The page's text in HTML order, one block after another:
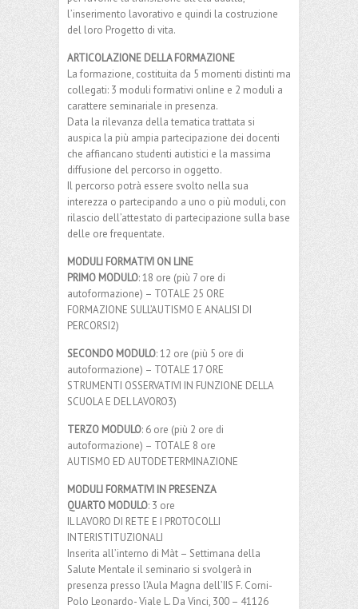
l’inserimento lavorativo e quindi la costruzione
del loro Progetto di vita.
ARTICOLAZIONE DELLA FORMAZIONE
La formazione, costituita da 5 momenti distinti ma
collegati: 3 moduli formativi online e 2 moduli a
carattere seminariale in presenza.
Data la rilevanza della tematica trattata si
auspica la più ampia partecipazione dei docenti
che affiancano studenti autistici e la massima
diffusione del percorso in oggetto.
Il percorso potrà essere svolto nella sua
interezza o partecipando a uno o più moduli, con
rilascio dell’attestato di partecipazione sulla base
delle ore frequentate.
MODULI FORMATIVI ON LINE
PRIMO MODULO: 18 ore (più 7 ore di
autoformazione) – TOTALE 25 ORE
FORMAZIONE SULL’AUTISMO E ANALISI DI
PERCORSI2)
SECONDO MODULO: 12 ore (più 5 ore di
autoformazione) – TOTALE 17 ORE
STRUMENTI OSSERVATIVI IN FUNZIONE DELLA
SCUOLA E DEL LAVORO3)
TERZO MODULO: 6 ore (più 2 ore di
autoformazione) – TOTALE 8 ore
AUTISMO ED AUTODETERMINAZIONE
MODULI FORMATIVI IN PRESENZA
QUARTO MODULO: 3 ore
IL LAVORO DI RETE E I PROTOCOLLI
INTERISTITUZIONALI
Inserita all’interno di Màt – Settimana della
Salute Mentale il seminario si svolgerà in
presenza presso l’Aula Magna dell’IIS F. Corni-
Polo Leonardo- Viale L. Da Vinci, 300 – 41126